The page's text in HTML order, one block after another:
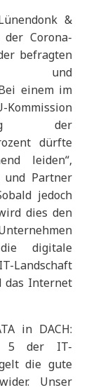
&
Corona-
befragten
und
einem im
der
dürfte
leiden“,
Partner
jedoch
dies den
digitale
Landschaft
das Internet
in DACH:
5 der IT-
die gute
Unser